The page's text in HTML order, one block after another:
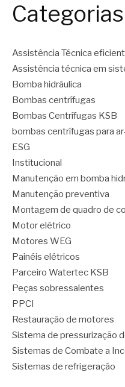
Categorias
Assistência Técnica
Assistência técnica em
Bomba hidráulica
Bombas centrífugas
Bombas Centrífugas KSB
bombas centrífugas para
ESG
Institucional
Manutenção em bomba
Manutenção preventiva
Montagem de quadro de
Motor elétrico
Motores WEG
Painéis elétricos
Parceiro Watertec KSB
Peças sobressalentes
PPCI
Restauração de motores
Sistema de pressurização
Sistemas de Combate a
Sistemas de refrigeração